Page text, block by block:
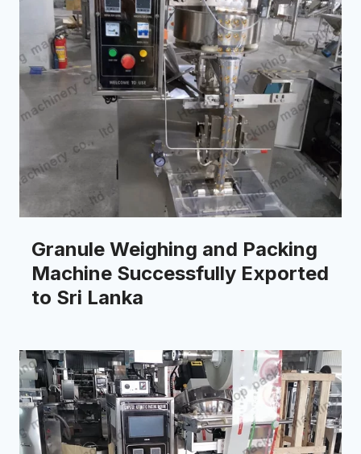
Granule Weighing and Packing
Machine Successfully Exported
to Sri Lanka